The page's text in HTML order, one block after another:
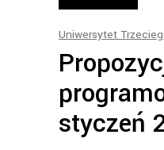
Uniwersytet
styczeń